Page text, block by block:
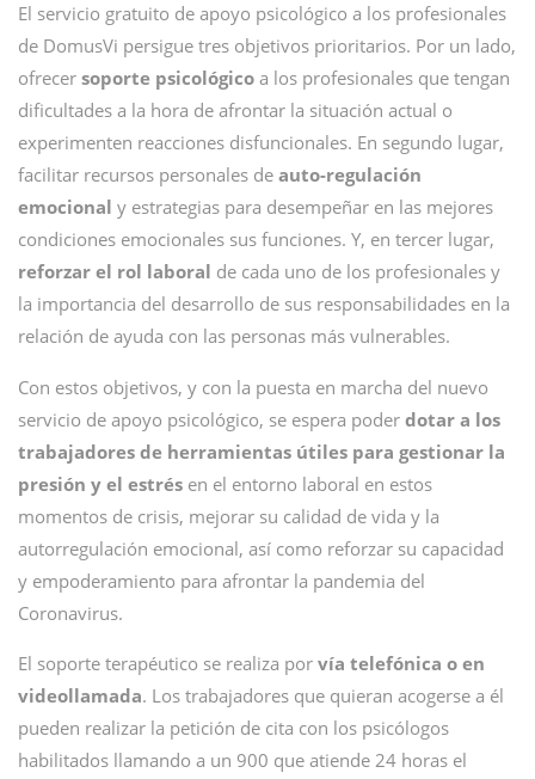
El servicio gratuito de apoyo psicológico a los profesionales
de DomusVi persigue tres objetivos prioritarios. Por un lado,
ofrecer soporte psicológico a los profesionales que tengan
dificultades a la hora de afrontar la situación actual o
experimenten reacciones disfuncionales. En segundo lugar,
facilitar recursos personales de auto-regulación
emocional y estrategias para desempeñar en las mejores
condiciones emocionales sus funciones. Y, en tercer lugar,
reforzar el rol laboral de cada uno de los profesionales y
la importancia del desarrollo de sus responsabilidades en la
relación de ayuda con las personas más vulnerables.
Con estos objetivos, y con la puesta en marcha del nuevo
servicio de apoyo psicológico, se espera poder dotar a los
trabajadores de herramientas útiles para gestionar la
presión y el estrés en el entorno laboral en estos
momentos de crisis, mejorar su calidad de vida y la
autorregulación emocional, así como reforzar su capacidad
y empoderamiento para afrontar la pandemia del
Coronavirus.
El soporte terapéutico se realiza por vía telefónica o en
videollamada. Los trabajadores que quieran acogerse a él
pueden realizar la petición de cita con los psicólogos
habilitados llamando a un 900 que atiende 24 horas el